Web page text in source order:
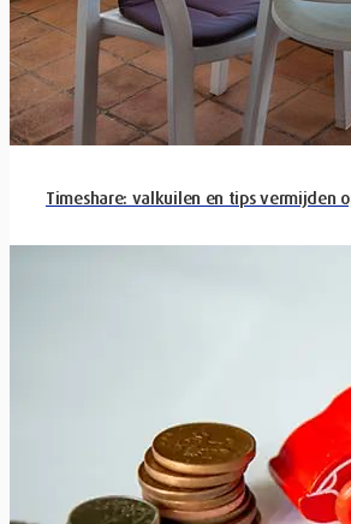
Timeshare: valkuilen en tips vermijden